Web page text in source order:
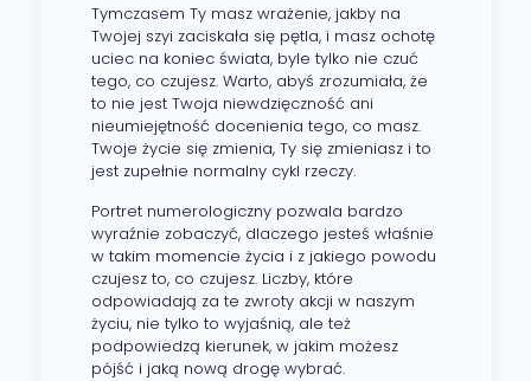
Tymczasem Ty masz wrażenie, jakby na
Twojej szyi zaciskała się pętla, i masz ochotę
uciec na koniec świata, byle tylko nie czuć
tego, co czujesz. Warto, abyś zrozumiała, że
to nie jest Twoja niewdzięczność ani
nieumiejętność docenienia tego, co masz.
Twoje życie się zmienia, Ty się zmieniasz i to
jest zupełnie normalny cykl rzeczy.
Portret numerologiczny pozwala bardzo
wyraźnie zobaczyć, dlaczego jesteś właśnie
w takim momencie życia i z jakiego powodu
czujesz to, co czujesz. Liczby, które
odpowiadają za te zwroty akcji w naszym
życiu, nie tylko to wyjaśnią, ale też
podpowiedzą kierunek, w jakim możesz
pójść i jaką nową drogę wybrać.